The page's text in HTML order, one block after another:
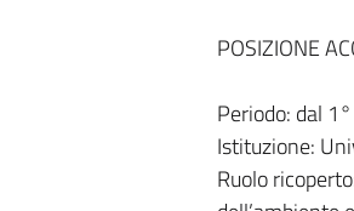
POSIZIONE
Periodo: dal
Istituzione:
Ruolo